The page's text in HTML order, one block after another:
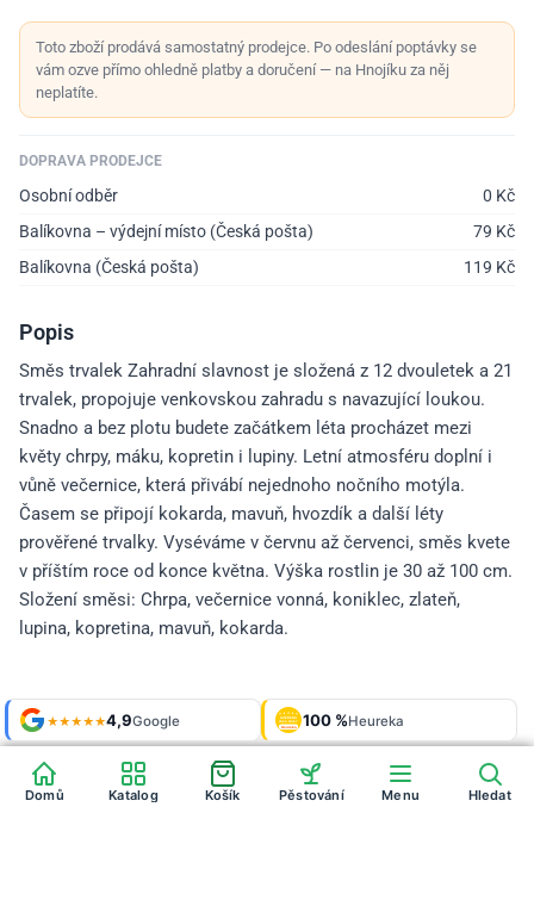
Toto zboží prodává samostatný prodejce. Po odeslání poptávky se
vám ozve přímo ohledně platby a doručení — na Hnojíku za něj
neplatíte.
DOPRAVA PRODEJCE
Osobní odběr 0 Kč
Balíkovna – výdejní místo (Česká pošta)
79 Kč
Balíkovna (Česká pošta)
119 Kč
Popis
Směs trvalek Zahradní slavnost je složená z 12 dvouletek a 21
trvalek, propojuje venkovskou zahradu s navazující loukou.
Snadno a bez plotu budete začátkem léta procházet mezi
květy chrpy, máku, kopretin i lupiny. Letní atmosféru doplní i
vůně večernice, která přivábí nejednoho nočního motýla.
Časem se připojí kokarda, mavuň, hvozdík a další léty
prověřené trvalky. Vyséváme v červnu až červenci, směs kvete
v příštím roce od konce května. Výška rostlin je 30 až 100 cm.
Složení směsi: Chrpa, večernice vonná, koniklec, zlateň,
lupina, kopretina, mavuň, kokarda.
★★★★★4,9Google OVĚŘENO
ZÁKAZNÍKY
Heureka 100 %Heureka
Shop roku'24 + '25 Galerie925 fotek
Domů Katalog Košík Pěstování Menu Hledat